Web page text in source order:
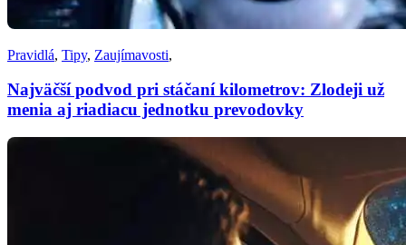
Pravidlá, Tipy, Zaujímavosti,
Najväčší podvod pri stáčaní kilometrov: Zlodeji už
menia aj riadiacu jednotku prevodovky